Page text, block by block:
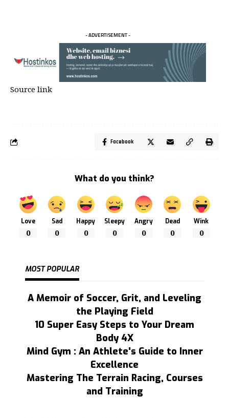
- ADVERTISEMENT -
Source link
Facebook
What do you think?
Love
0
Sad
0
Happy
0
Sleepy
0
Angry
0
Dead
0
Wink
0
MOST POPULAR
A Memoir of Soccer, Grit, and Leveling
the Playing Field
10 Super Easy Steps to Your Dream
Body 4X
Mind Gym : An Athlete's Guide to Inner
Excellence
Mastering The Terrain Racing, Courses
and Training